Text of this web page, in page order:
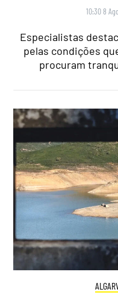
10:30 8
Especialistas
pelas condições
procuram